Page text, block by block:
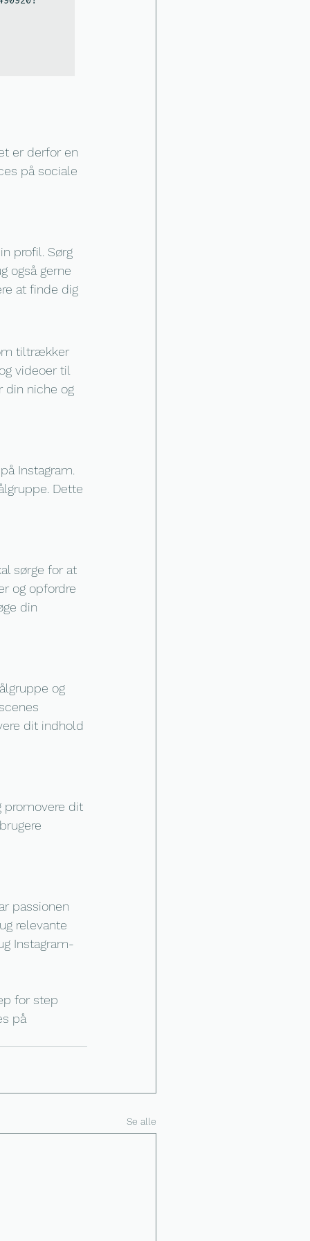
er derfor en
på sociale
profil. Sørg
også gerne
at finde dig
tiltrækker
videoer til
din niche og
Instagram.
Dette
sørge for at
og opfordre
din
og
dit indhold
promovere dit
passionen
relevante
Instagram-
for step
på
Se alle